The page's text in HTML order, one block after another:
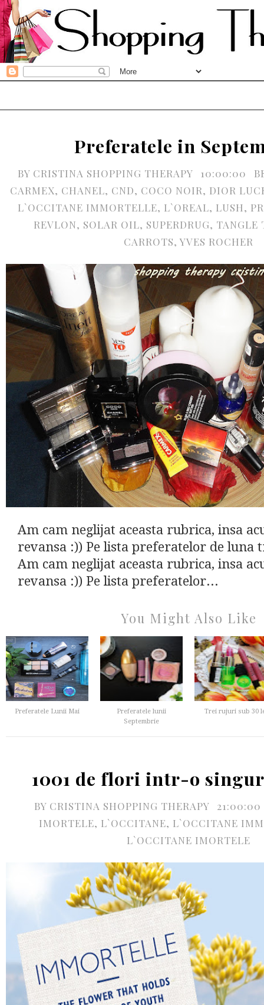
Preferatele in
BY CRISTINA SHOPPING THERAPY 10:00:00
CARMEX, CHANEL, CND, COCO NOIR, DIOR
L`OCCITANE IMMORTELLE, L`OREAL, LUSH,
REVLON, SOLAR OIL, SUPERDRUG, TANGLE
CARROTS, YVES ROCHER
Am cam neglijat aceasta rubrica, insa
revansa :)) Pe lista preferatelor de luna
Am cam neglijat aceasta rubrica, insa
revansa :)) Pe lista preferatelor...
You Might Also Like
Preferatele Lunii Mai
Preferatele lunii
Septembrie
Trei rujuri sub 30
1001 de flori intr-o
BY CRISTINA SHOPPING THERAPY
21:00:00
IMORTELE, L`OCCITANE, L`OCCITANE
L`OCCITANE IMORTELE